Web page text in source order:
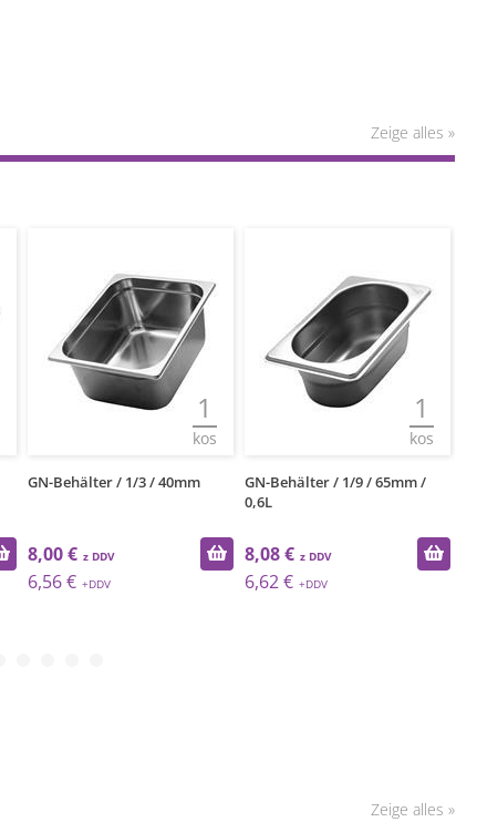
Zeige alles »
1
kos
GN-Behälter / 1/3 / 40mm
8,00 €
6,56 €
1
kos
GN-Behälter / 1/9 / 65mm /
0,6L
8,08 €
6,62 €
Zeige alles »